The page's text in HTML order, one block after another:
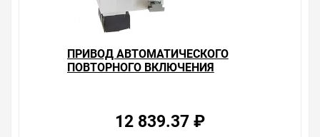
ПРИВОД АВТОМАТИЧЕСКОГО
ПОВТОРНОГО ВКЛЮЧЕНИЯ
12 839.37 ₽